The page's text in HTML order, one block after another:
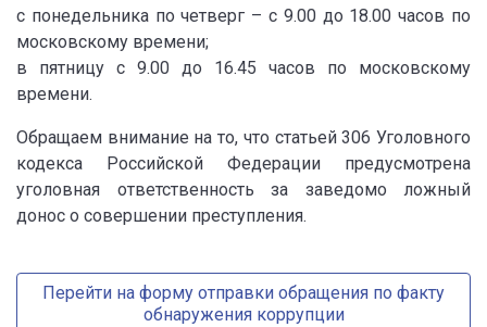
с понедельника по четверг – с 9.00 до 18.00 часов по
московскому времени;
в пятницу с 9.00 до 16.45 часов по московскому
времени.
Обращаем внимание на то, что статьей 306 Уголовного
кодекса Российской Федерации предусмотрена
уголовная ответственность за заведомо ложный
донос о совершении преступления.
Перейти на форму отправки обращения по факту
обнаружения коррупции